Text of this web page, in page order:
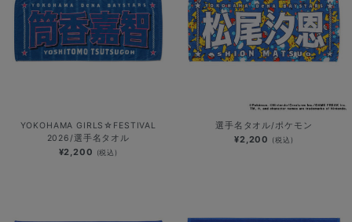
YOKOHAMA GIRLS☆FESTIVAL
2026/選手名タオル
¥2,200 (税込)
選手名タオル/ポケモン
¥2,200 (税込)